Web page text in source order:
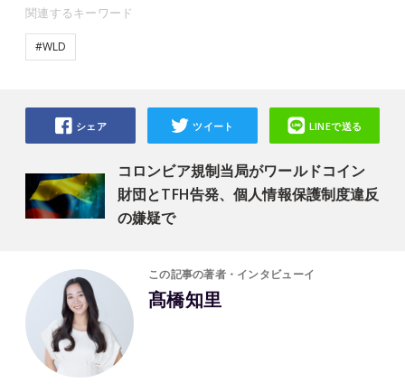
関連するキーワード
#WLD
コロンビア規制当局がワールドコイン
財団とTFH告発、個人情報保護制度違反
の嫌疑で
シェア ツイート LINEで送る
この記事の著者・インタビューイ
髙橋知里